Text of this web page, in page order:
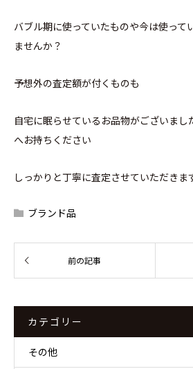
バブル期に使っていたものや今は使って
ませんか？
予想外の査定額が付くものも
自宅に眠らせているお品物がございまし
へお持ちください
しっかりと丁寧に査定させていただきま
ブランド品
カテゴリー
その他